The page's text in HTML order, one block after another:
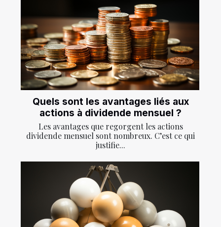
Quels sont les avantages liés aux
actions à dividende mensuel ?
Les avantages que regorgent les actions
dividende mensuel sont nombreux. C’est ce qui
justifie...